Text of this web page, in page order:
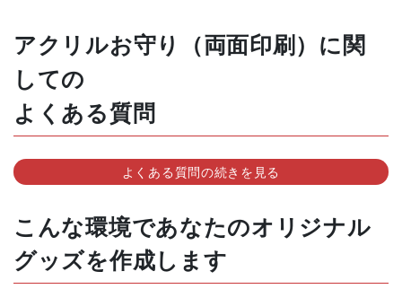
アクリルお守り（両面印刷）に関
しての
よくある質問
よくある質問の続きを見る
こんな環境であなたのオリジナル
グッズを作成します